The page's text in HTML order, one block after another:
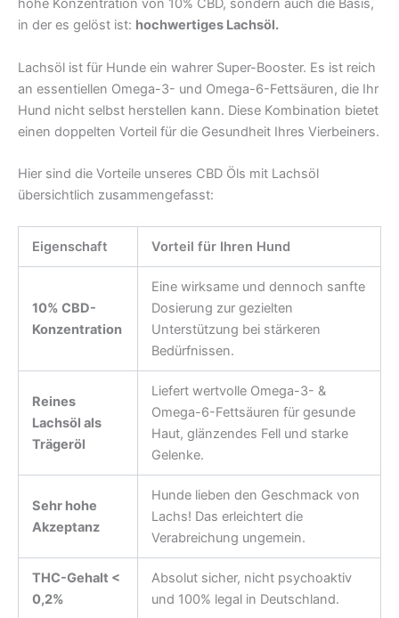
hohe Konzentration von 10% CBD, sondern auch die Basis,
in der es gelöst ist: hochwertiges Lachsöl.
Lachsöl ist für Hunde ein wahrer Super-Booster. Es ist reich
an essentiellen Omega-3- und Omega-6-Fettsäuren, die Ihr
Hund nicht selbst herstellen kann. Diese Kombination bietet
einen doppelten Vorteil für die Gesundheit Ihres Vierbeiners.
Hier sind die Vorteile unseres CBD Öls mit Lachsöl
übersichtlich zusammengefasst:
Eigenschaft Vorteil für Ihren Hund
10% CBD-
Konzentration
Eine wirksame und dennoch sanfte
Dosierung zur gezielten
Unterstützung bei stärkeren
Bedürfnissen.
Reines
Lachsöl als
Trägeröl
Liefert wertvolle Omega-3- &
Omega-6-Fettsäuren für gesunde
Haut, glänzendes Fell und starke
Gelenke.
Sehr hohe
Akzeptanz
Hunde lieben den Geschmack von
Lachs! Das erleichtert die
Verabreichung ungemein.
THC-Gehalt <
0,2%
Absolut sicher, nicht psychoaktiv
und 100% legal in Deutschland.